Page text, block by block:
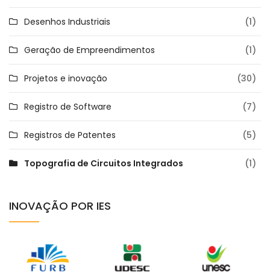
Desenhos Industriais (1)
Geração de Empreendimentos (1)
Projetos e inovação (30)
Registro de Software (7)
Registros de Patentes (5)
Topografia de Circuitos Integrados (1)
INOVAÇÃO POR IES